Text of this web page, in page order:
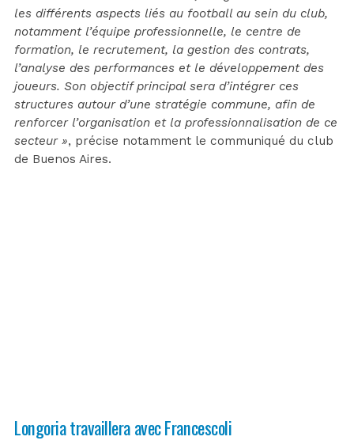
les différents aspects liés au football au sein du club,
notamment l’équipe professionnelle, le centre de
formation, le recrutement, la gestion des contrats,
l’analyse des performances et le développement des
joueurs. Son objectif principal sera d’intégrer ces
structures autour d’une stratégie commune, afin de
renforcer l’organisation et la professionnalisation de ce
secteur », précise notamment le communiqué du club
de Buenos Aires.
Longoria travaillera avec Francescoli